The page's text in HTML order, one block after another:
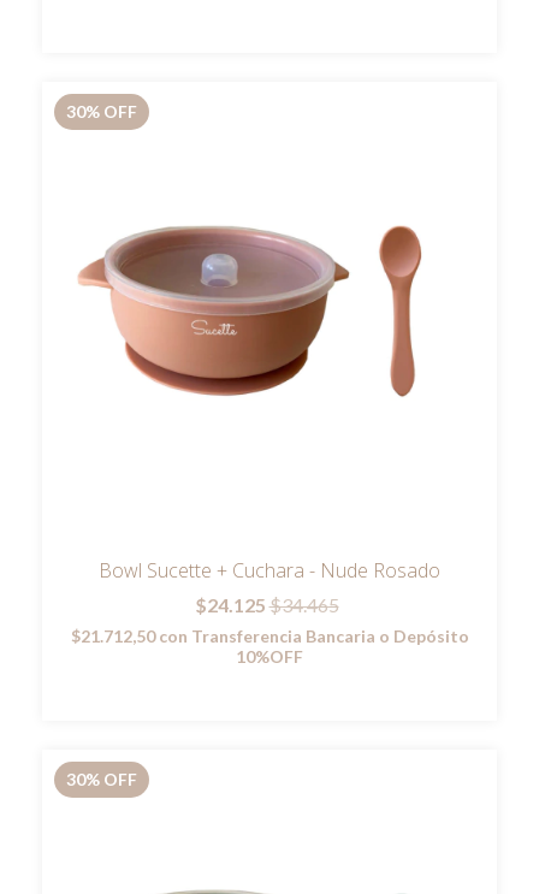
30% OFF
Bowl Sucette + Cuchara - Nude Rosado
$24.125$34.465
$21.712,50con Transferencia Bancaria o Depósito
10%OFF
30% OFF